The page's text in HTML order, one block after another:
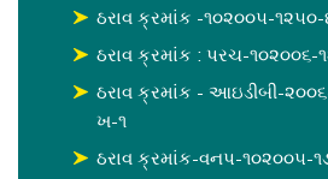
ઠરાવ ક્રમાંક -૧૦૨૦૦૫-
ઠરાવ ક્રમાંક : પરચ-૧૦૨૦૦૬-
ઠરાવ ક્રમાંક - આઇડીબી-
ખ-૧
ઠરાવ ક્રમાંક-વનપ-૧૦૨૦૦૫-